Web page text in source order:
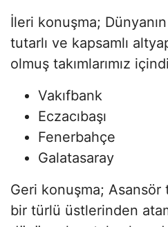
İleri konuşma;
tutarlı ve kapsamlı
olmuş takımlarımız
Vakıfbank
Eczacıbaşı
Fenerbahçe
Galatasaray
Geri konuşma; Asansör
bir türlü üstlerinden